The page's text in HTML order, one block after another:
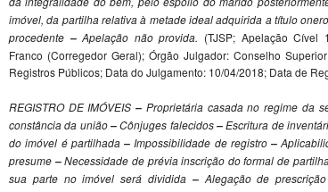
imóvel, da partilha relativa à metade ideal adquirida a título
procedente –Apelação não provida. (TJSP; Apelação Cível
Franco (Corregedor Geral); Órgão Julgador: Conselho
Registros Públicos; Data do Julgamento: 10/04/2018; Data de
REGISTRO DE IMÓVEIS– Proprietária casada no regime da
constância da união–Cônjuges falecidos–Escritura de
do imóvel é partilhada–Impossibilidade de registro–
presume –Necessidade de prévia inscrição do formal de
sua parte no imóvel será dividida –Alegação de